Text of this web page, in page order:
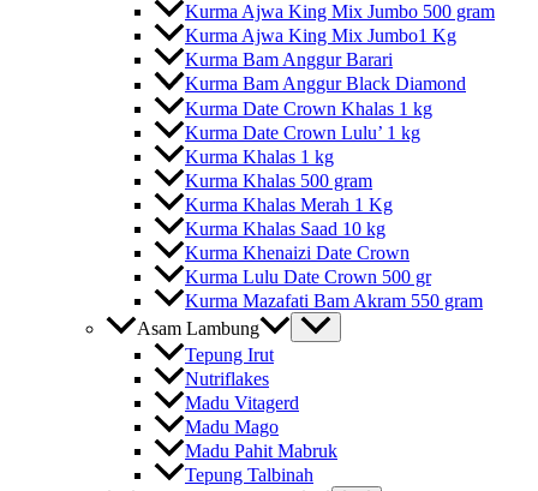
Kurma Ajwa King Mix Jumbo 500 gram
Kurma Ajwa King Mix Jumbo1 Kg
Kurma Bam Anggur Barari
Kurma Bam Anggur Black Diamond
Kurma Date Crown Khalas 1 kg
Kurma Date Crown Lulu’ 1 kg
Kurma Khalas 1 kg
Kurma Khalas 500 gram
Kurma Khalas Merah 1 Kg
Kurma Khalas Saad 10 kg
Kurma Khenaizi Date Crown
Kurma Lulu Date Crown 500 gr
Kurma Mazafati Bam Akram 550 gram
Asam Lambung
Tepung Irut
Nutriflakes
Madu Vitagerd
Madu Mago
Madu Pahit Mabruk
Tepung Talbinah